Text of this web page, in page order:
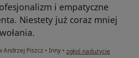
i empatyczne
Niestety już coraz mniej
Andrzej Piszcz • Inny • w opinii użytkownika
zgłoś nadużycie